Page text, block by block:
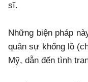
sĩ.
Những biện pháp
quân sự khổng lồ
Mỹ, dẫn đến tình